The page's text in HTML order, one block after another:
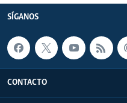
SÍGANOS
CONTACTO